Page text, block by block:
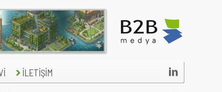
İLETİŞİM 